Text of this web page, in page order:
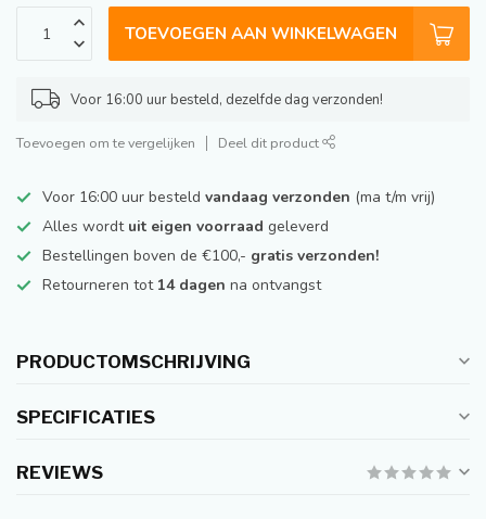
TOEVOEGEN AAN WINKELWAGEN
Voor 16:00 uur besteld, dezelfde dag verzonden!
Toevoegen om te vergelijken Deel dit product
Voor 16:00 uur besteld vandaag verzonden (ma t/m vrij)
Alles wordt uit eigen voorraad geleverd
Bestellingen boven de €100,- gratis verzonden!
Retourneren tot 14 dagen na ontvangst
PRODUCTOMSCHRIJVING
SPECIFICATIES
REVIEWS